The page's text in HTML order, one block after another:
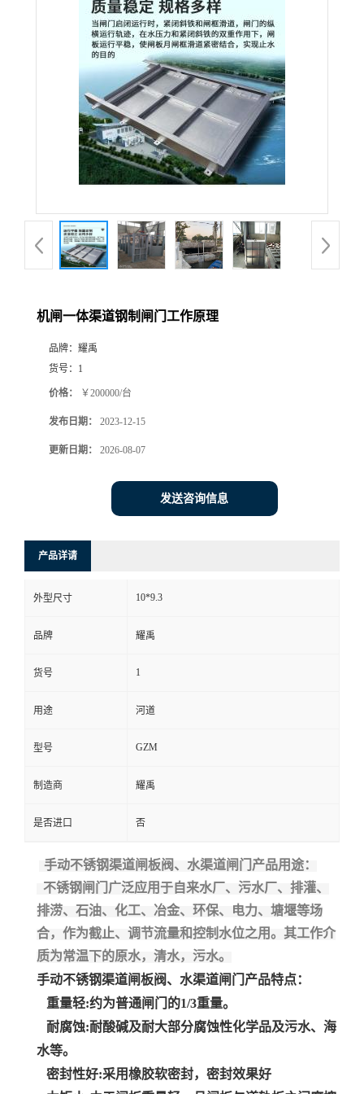
机闸一体渠道钢制闸门工作原理
品牌： 耀禹
货号： 1
价格： ￥200000/台
发布日期： 2023-12-15
更新日期： 2026-08-07
发送咨询信息
产品详请
外型尺寸 10*9.3
品牌 耀禹
货号 1
用途 河道
型号 GZM
制造商 耀禹
是否进口 否
手动不锈钢渠道闸板阀、水渠道闸门产品用途：
不锈钢闸门广泛应用于自来水厂、污水厂、排灌、
排涝、石油、化工、冶金、环保、电力、塘堰等场
合，作为截止、调节流量和控制水位之用。其工作介
质为常温下的原水，清水，污水。
手动不锈钢渠道闸板阀、水渠道闸门 产品特点：
重量轻:约为普通闸门的1/3重量。
耐腐蚀:耐酸碱及耐大部分腐蚀性化学品及污水、海
水等。
密封性好:采用橡胶软密封，密封效果好